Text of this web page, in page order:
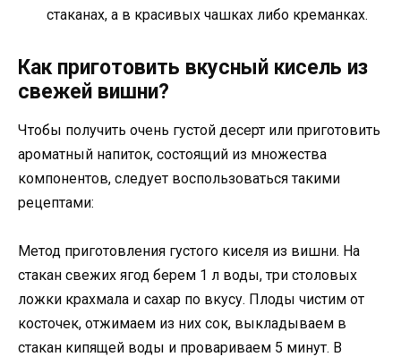
стаканах, а в красивых чашках либо креманках.
Как приготовить вкусный кисель из
свежей вишни?
Чтобы получить очень густой десерт или приготовить
ароматный напиток, состоящий из множества
компонентов, следует воспользоваться такими
рецептами:
Метод приготовления густого киселя из вишни. На
стакан свежих ягод берем 1 л воды, три столовых
ложки крахмала и сахар по вкусу. Плоды чистим от
косточек, отжимаем из них сок, выкладываем в
стакан кипящей воды и провариваем 5 минут. В